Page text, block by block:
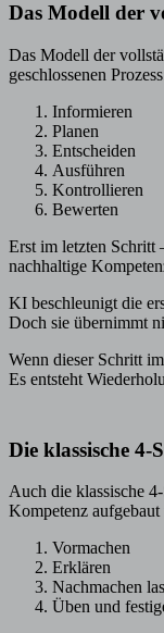
Das Modell der
Das Modell der
geschlossenen
Informieren
Planen
Entscheiden
Ausführen
Kontrollieren
Bewerten
Erst im letzten Schritt
nachhaltige
KI beschleunigt die
Doch sie übernimmt
Wenn dieser Schritt
Es entsteht
Die klassische 4-
Auch die klassische
Kompetenz
Vormachen
Erklären
Nachmachen
Üben und